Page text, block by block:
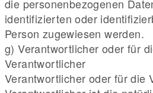
die personenbezogenen
identifizierten oder
Person zugewiesen werden.
g) Verantwortlicher oder für
Verantwortlicher
Verantwortlicher oder für die